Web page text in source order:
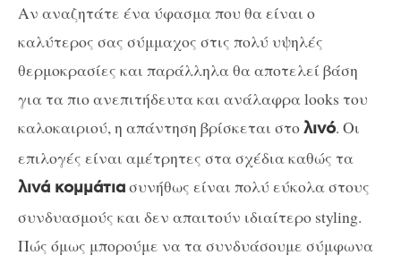
Αν αναζητάτε ένα ύφασμα που θα είναι ο
καλύτερος σας σύμμαχος στις πολύ υψηλές
θερμοκρασίες και παράλληλα θα αποτελεί βάση
για τα πιο ανεπιτήδευτα και ανάλαφρα looks του
καλοκαιριού, η απάντηση βρίσκεται στολινό. Οι
επιλογές είναι αμέτρητες στα σχέδια καθώς τα
λινά κομμάτιασυνήθως είναι πολύ εύκολα στους
συνδυασμούς και δεν απαιτούν ιδιαίτερο styling.
Πώς όμως μπορούμε να τα συνδυάσουμε σύμφωνα